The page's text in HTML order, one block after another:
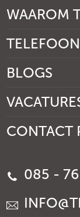
WAAROM
BLOGS
CONTACT
085 -